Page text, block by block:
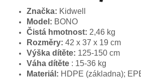
Značka: Kidwell
Model: BONO
Čistá hmotnost: 2,46 kg
Rozměry: 42 x 37 x 19 cm
Výška dítěte: 125-150 cm
Váha dítěte : 15-36 kg
Materiál: HDPE (základna);